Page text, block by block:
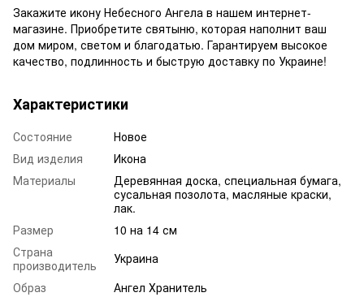
Закажите икону Небесного Ангела в нашем интернет-
магазине. Приобретите святыню, которая наполнит ваш
дом миром, светом и благодатью. Гарантируем высокое
качество, подлинность и быструю доставку по Украине!
Характеристики
Состояние
Новое
Вид изделия
Икона
Материалы
Деревянная доска, специальная бумага,
сусальная позолота, масляные краски,
лак.
Размер
10 на 14 см
Страна
производитель
Украина
Образ
Ангел Хранитель